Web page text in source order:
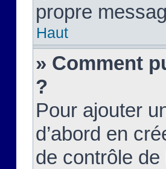
propre
Haut
» Comment
?
Pour ajouter
d’abord en
de contrôle de